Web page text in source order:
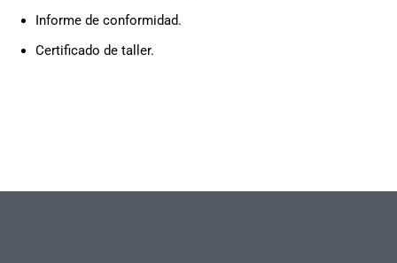
Informe de conformidad.
Certificado de taller.